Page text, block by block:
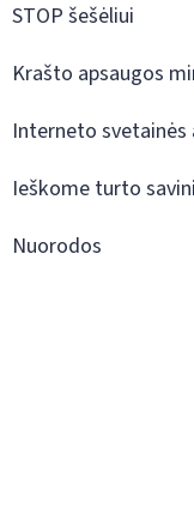
STOP šešėliui
Krašto apsaugos
Interneto
Ieškome turto
Nuorodos